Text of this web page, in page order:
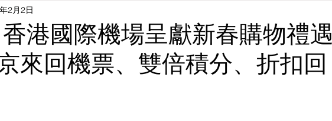
港國際機場呈獻新春購物禮遇
來回機票、雙倍積分、折扣回
2月2日